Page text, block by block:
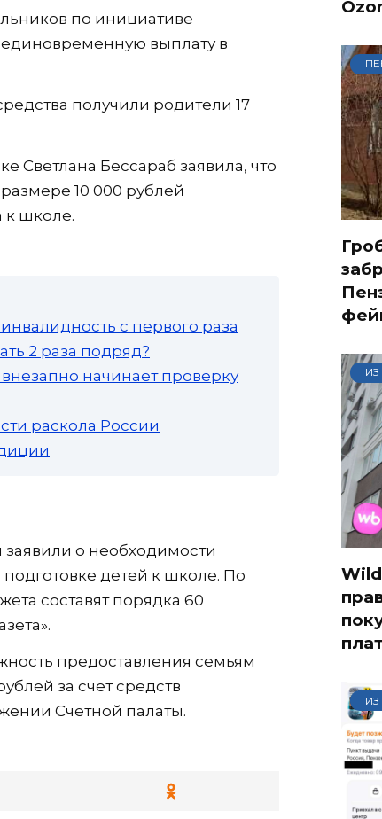
по инициативе
выплату в
получили родители 17
Светлана Бессараб заявила, что
10 000 рублей
к школе.
с первого раза
2 раза подряд?
начинает проверку
раскола России
о необходимости
детей к школе. По
составят порядка 60
предоставления семьям
за счет средств
Счетной палаты.